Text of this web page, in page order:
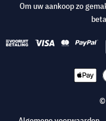
Om uw aankoop zo
©